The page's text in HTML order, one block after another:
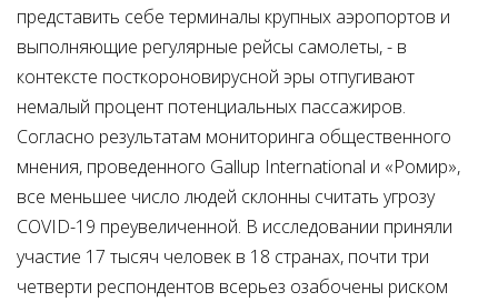
представить себе терминалы крупных аэропортов и
выполняющие регулярные рейсы самолеты, - в
контексте посткороновирусной эры отпугивают
немалый процент потенциальных пассажиров.
Согласно результатам мониторинга общественного
мнения, проведенного Gallup International и «Ромир»,
все меньшее число людей склонны считать угрозу
COVID-19 преувеличенной. В исследовании приняли
участие 17 тысяч человек в 18 странах, почти три
четверти респондентов всерьез озабочены риском